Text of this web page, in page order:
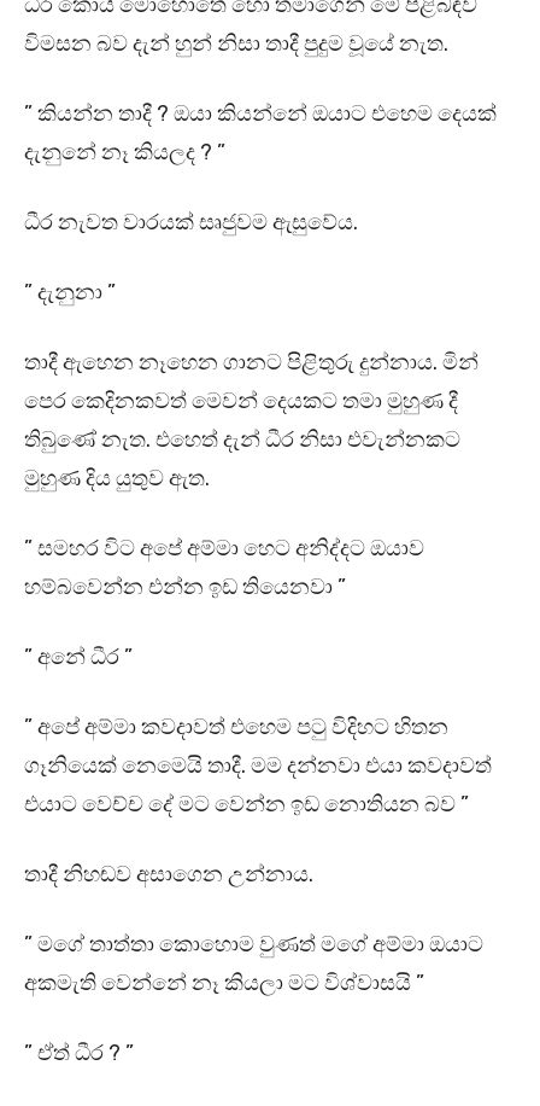
විමසන බව දැන් හුන් නිසා තාදී පුදුම වූයේ නැත.
” කියන්න තාදී ? ඔයා කියන්නේ ඔයාට එහෙම දෙයක්
දැනුනේ නෑ කියලද ? ”
ධීර නැවත වාරයක් සෘජුවම ඇසුවේය.
” දැනුනා ”
තාදී ඇහෙන නෑහෙන ගානට පිළිතුරු දුන්නාය. මින්
පෙර කෙදිනකවත් මෙවන් දෙයකට තමා මුහුණ දී
තිබුණේ නැත. එහෙත් දැන් ධීර නිසා එවැන්නකට
මුහුණ දිය යුතුව ඇත.
” සමහර විට අපේ අම්මා හෙට අනිද්දට ඔයාව
හම්බවෙන්න එන්න ඉඩ තියෙනවා ”
” අනේ ධීර ”
” අපේ අම්මා කවදාවත් එහෙම පටු විදිහට හිතන
ගෑනියෙක් නෙමෙයි තාදී. මම දන්නවා එයා කවදාවත්
එයාට වෙච්ච දේ මට වෙන්න ඉඩ නොතියන බව ”
තාදී නිහඬව අසාගෙන උන්නාය.
” මගේ තාත්තා කොහොම වුණත් මගේ අම්මා ඔයාට
අකමැති වෙන්නේ නෑ කියලා මට විශ්වාසයි ”
” ඒත් ධීර ? ”